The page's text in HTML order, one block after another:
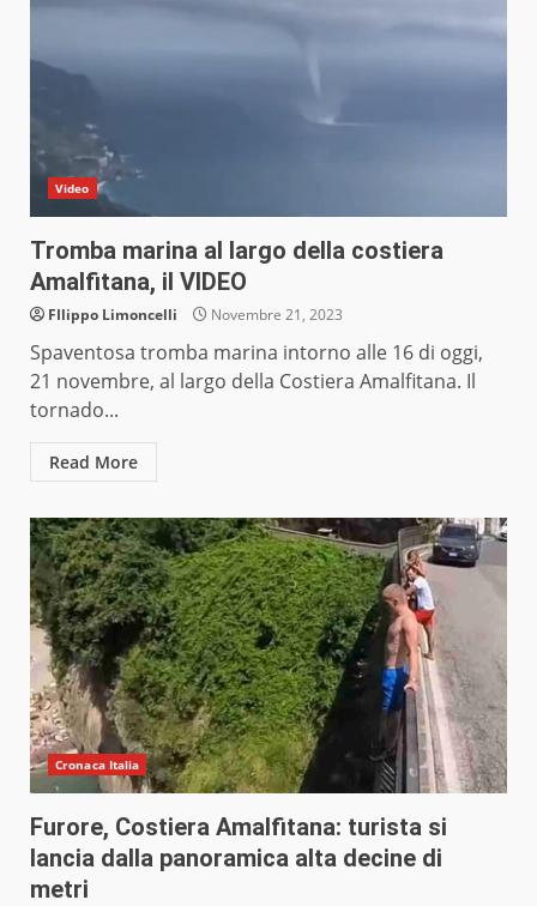
Video
Tromba marina al largo della costiera
Amalfitana, il VIDEO
FIlippo Limoncelli Novembre 21, 2023
Spaventosa tromba marina intorno alle 16 di oggi,
21 novembre, al largo della Costiera Amalfitana. Il
tornado...
Read More
Cronaca Italia
Furore, Costiera Amalfitana: turista si
lancia dalla panoramica alta decine di
metri